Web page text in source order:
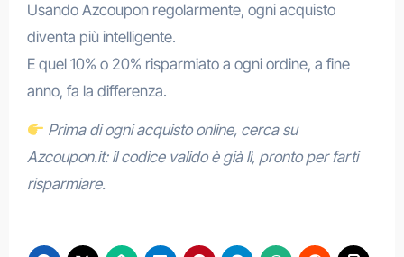
Usando Azcoupon regolarmente, ogni acquisto
diventa più intelligente.
E quel 10% o 20% risparmiato a ogni ordine, a fine
anno, fa la differenza.
Prima di ogni acquisto online, cerca su
Azcoupon.it: il codice valido è già lì, pronto per farti
risparmiare.